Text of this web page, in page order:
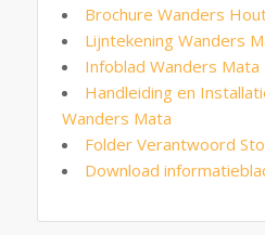
Brochure Wanders
Lijntekening Wanders
Infoblad Wanders Mata
Handleiding en
Wanders Mata
Folder Verantwoord
Download